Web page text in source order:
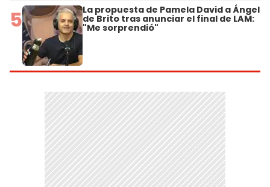
5 La propuesta de Pamela David a Ángel
de Brito tras anunciar el final de LAM:
"Me sorprendió"